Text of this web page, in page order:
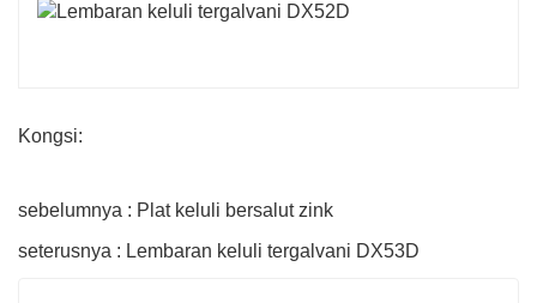
Kongsi:
sebelumnya : Plat keluli bersalut zink
seterusnya : Lembaran keluli tergalvani DX53D